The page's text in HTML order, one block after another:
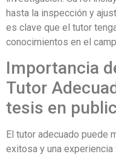
hasta la inspección y
es clave que el tutor
conocimientos en el
Importancia
Tutor
tesis en
El tutor adecuado puede
exitosa y una